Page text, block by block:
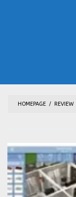
HOMEPAGE / REVIEW